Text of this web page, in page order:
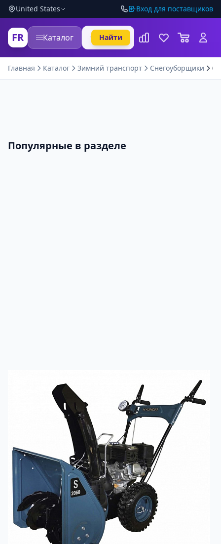
United States Вход для поставщиков
FR Каталог Найти
Главная Каталог Зимний транспорт Снегоуборщики
Популярные в разделе